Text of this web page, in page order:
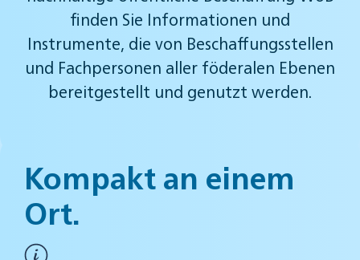
finden Sie Informationen und
Instrumente, die von Beschaffungsstellen
und Fachpersonen aller föderalen Ebenen
bereitgestellt und genutzt werden.
Kompakt an einem
Ort.